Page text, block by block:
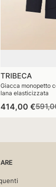
TRIBECA
Giacca monopetto
lana elasticizzata
414,00 €